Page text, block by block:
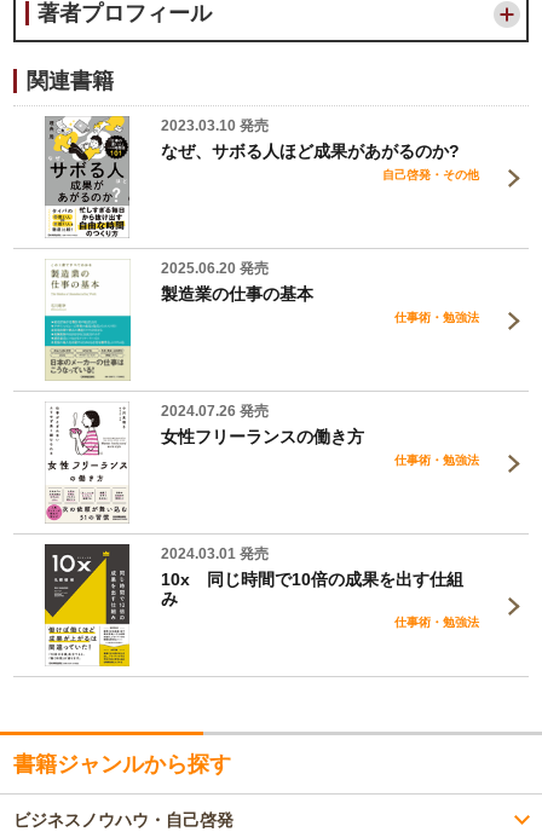
著者プロフィール
関連書籍
2023.03.10 発売
なぜ、サボる人ほど成果があがるのか?
自己啓発・その他
2025.06.20 発売
製造業の仕事の基本
仕事術・勉強法
2024.07.26 発売
女性フリーランスの働き方
仕事術・勉強法
2024.03.01 発売
10x 同じ時間で10倍の成果を出す仕組
み
仕事術・勉強法
書籍ジャンルから探す
ビジネスノウハウ・自己啓発